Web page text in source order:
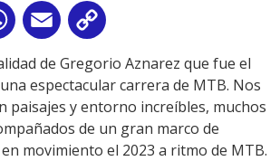
WhatsApp
Email
Link
de Gregorio Aznarez que fue el
espectacular carrera de MTB. Nos
paisajes y entorno increíbles, muchos
de un gran marco de
movimiento el 2023 a ritmo de MTB.